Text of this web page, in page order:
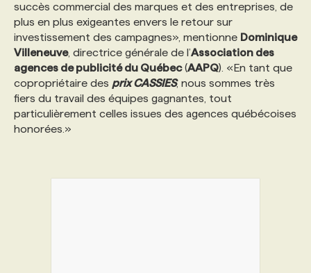
succès commercial des marques et des entreprises, de
plus en plus exigeantes envers le retour sur
investissement des campagnes», mentionne Dominique
Villeneuve, directrice générale de l’Association des
agences de publicité du Québec(AAPQ). «En tant que
copropriétaire des prix CASSIES, nous sommes très
fiers du travail des équipes gagnantes, tout
particulièrement celles issues des agences québécoises
honorées.»